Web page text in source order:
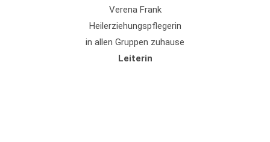
Verena Frank
Heilerziehungspflegerin
in allen Gruppen zuhause
Leiterin